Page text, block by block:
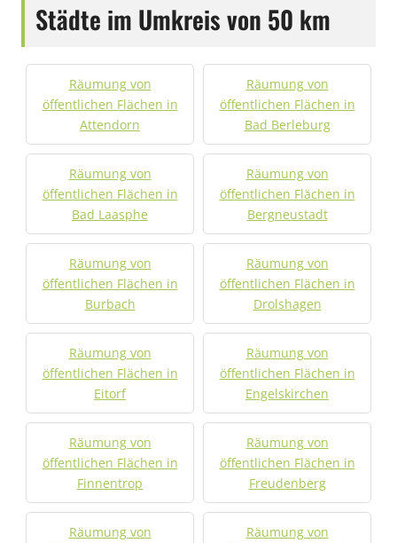
Städte im Umkreis von 50 km
Räumung von
öffentlichen Flächen in
Attendorn
Räumung von
öffentlichen Flächen in
Bad Berleburg
Räumung von
öffentlichen Flächen in
Bad Laasphe
Räumung von
öffentlichen Flächen in
Bergneustadt
Räumung von
öffentlichen Flächen in
Burbach
Räumung von
öffentlichen Flächen in
Drolshagen
Räumung von
öffentlichen Flächen in
Eitorf
Räumung von
öffentlichen Flächen in
Engelskirchen
Räumung von
öffentlichen Flächen in
Finnentrop
Räumung von
öffentlichen Flächen in
Freudenberg
Räumung von
Räumung von